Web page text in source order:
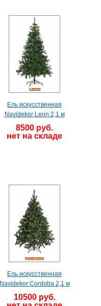
Ель искусственная
Navidekor Leon 2,1 м
8500 руб.
нет на складе
Ель искусственная
Navidekor Cordoba 2,1 м
10500 руб.